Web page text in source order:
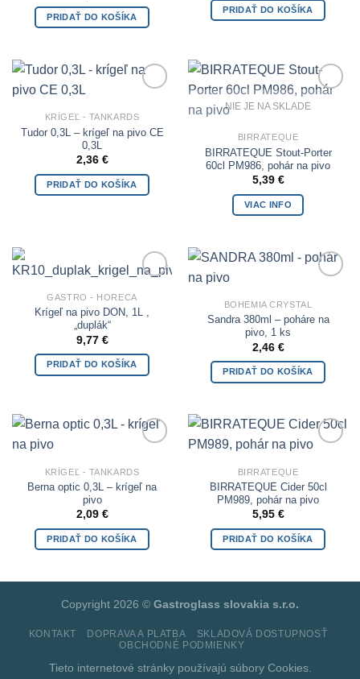
PRIDAŤ DO KOŠÍKA
PRIDAŤ DO KOŠÍKA
KRÍGEĽ - TANKARDS
Tudor 0,3L – krígeľ na pivo CE
0,3L
2,36 €
PRIDAŤ DO KOŠÍKA
Wishlist
NIE JE NA SKLADE
BIRRATEQUE
BIRRATEQUE Stout-Porter
60cl PM986, pohár na pivo
5,39 €
VIAC INFO
Wishlist
GASTRO - HORECA
Krígeľ na pivo DON, 1L ,
„duplák“
9,77 €
PRIDAŤ DO KOŠÍKA
BOHEMIA CRYSTAL
Sandra 380ml – poháre na
pivo, 1 ks
2,46 €
PRIDAŤ DO KOŠÍKA
KRÍGEĽ - TANKARDS
Berna optic 0,3L – krígeľ na
pivo
2,09 €
PRIDAŤ DO KOŠÍKA
BIRRATEQUE
BIRRATEQUE Cider 50cl
PM989, pohár na pivo
5,95 €
PRIDAŤ DO KOŠÍKA
Copyright 2026 © Gastroglass slovakia s.r.o.
KONTAKT DOPRAVA A PLATBA
SKLADOVÁ DOSTUPNOSŤ
OBCHODNÉ PODMIENKY
Tieto internetové stránky používajú súbory Cookies.